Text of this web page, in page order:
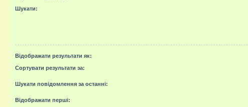
Шукати:
Відображати результати як:
Сортувати результати за:
Шукати повідомлення за останні:
Відображати перші: